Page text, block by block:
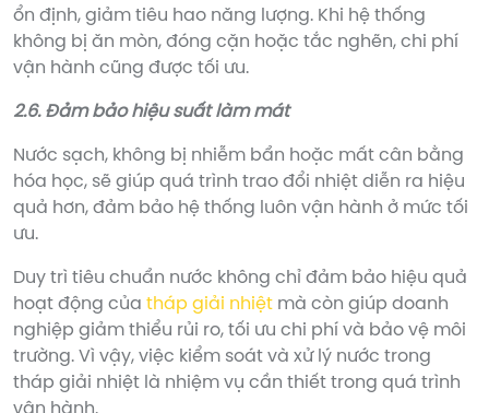
ổn định, giảm tiêu hao năng lượng. Khi hệ thống
không bị ăn mòn, đóng cặn hoặc tắc nghẽn, chi phí
vận hành cũng được tối ưu.
2.6. Đảm bảo hiệu suất làm mát
Nước sạch, không bị nhiễm bẩn hoặc mất cân bằng
hóa học, sẽ giúp quá trình trao đổi nhiệt diễn ra hiệu
quả hơn, đảm bảo hệ thống luôn vận hành ở mức tối
ưu.
Duy trì tiêu chuẩn nước không chỉ đảm bảo hiệu quả
hoạt động của tháp giải nhiệt mà còn giúp doanh
nghiệp giảm thiểu rủi ro, tối ưu chi phí và bảo vệ môi
trường. Vì vậy, việc kiểm soát và xử lý nước trong
tháp giải nhiệt là nhiệm vụ cần thiết trong quá trình
vận hành.